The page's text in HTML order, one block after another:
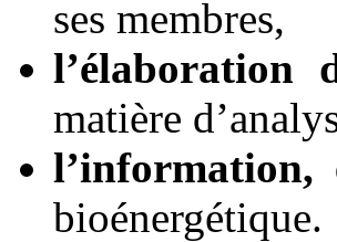
ses membres,
l’élaboration
matière
bioénergétique.